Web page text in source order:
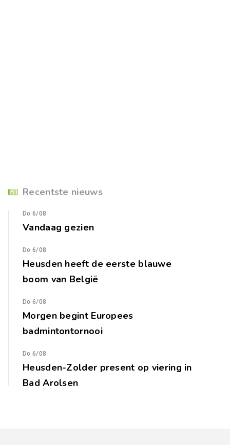
Recentste nieuws
Do 6/08
Vandaag gezien
Do 6/08
Heusden heeft de eerste blauwe
boom van België
Do 6/08
Morgen begint Europees
badmintontornooi
Do 6/08
Heusden-Zolder present op viering in
Bad Arolsen